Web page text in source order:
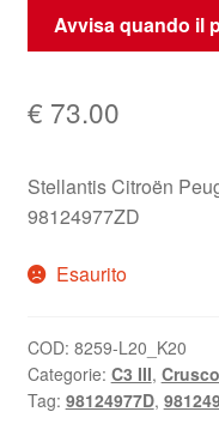
Avvisa quando il
€ 73.00
Stellantis Citroën
98124977ZD
Esaurito
COD: 8259-L20_K20
Categorie: C3 III,
Tag: 98124977D,